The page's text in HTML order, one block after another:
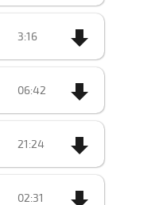
3:16
06:42
21:24
02:31